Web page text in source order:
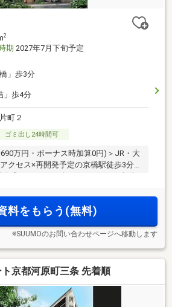
2
期 2027年7月下旬予定
」歩3分
」歩4分
町２
ゴミ出し24時間可
万円・ボーナス時加算0円)＞JR・大
クセス×再開発予定の京橋駅徒歩3分！
感あるリバービュー。1フロア3邸(角
ポール設計で広々空間。商業、飲
境料をもらう(無料)
※SUUMOのお問い合わせページへ移動します
京都河原町三条 先着順